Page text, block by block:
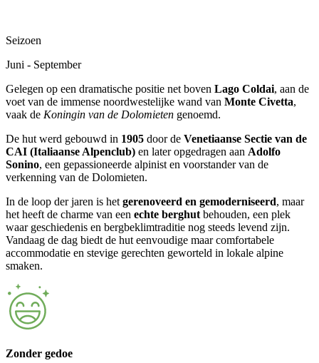
Seizoen
Juni - September
Gelegen op een dramatische positie net boven Lago Coldai, aan de
voet van de immense noordwestelijke wand van Monte Civetta,
vaak de Koningin van de Dolomieten genoemd.
De hut werd gebouwd in 1905 door de Venetiaanse Sectie van de
CAI (Italiaanse Alpenclub) en later opgedragen aan Adolfo
Sonino, een gepassioneerde alpinist en voorstander van de
verkenning van de Dolomieten.
In de loop der jaren is het gerenoveerd en gemoderniseerd, maar
het heeft de charme van een echte berghut behouden, een plek
waar geschiedenis en bergbeklimtraditie nog steeds levend zijn.
Vandaag de dag biedt de hut eenvoudige maar comfortabele
accommodatie en stevige gerechten geworteld in lokale alpine
smaken.
Zonder gedoe